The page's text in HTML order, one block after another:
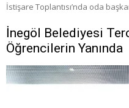
İstişare Toplantısı’nda oda
İnegöl Belediyesi
Öğrencilerin Yanında